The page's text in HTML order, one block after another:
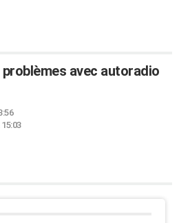
problèmes avec autoradio